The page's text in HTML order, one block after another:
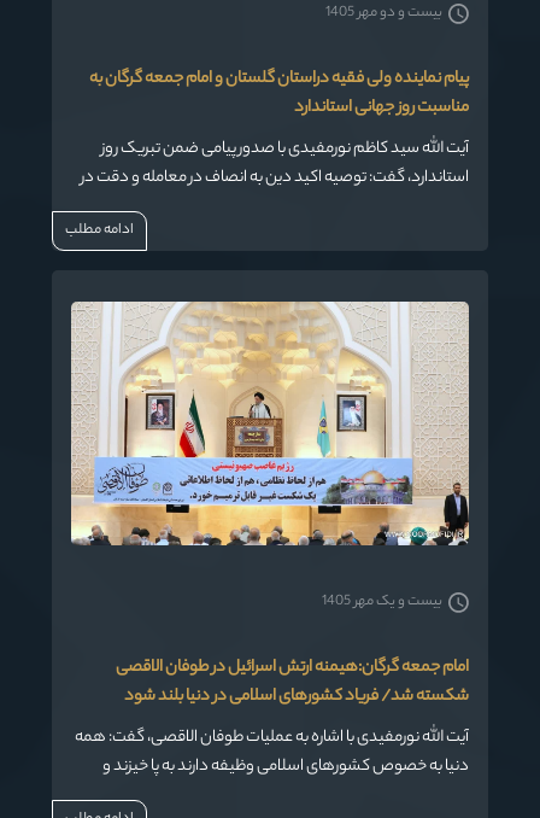
پیام نماینده ولی فقیه دراستان گلستان و امام جمعه گرگان به
مناسبت روز جهانی استاندارد
آیت الله سید کاظم نورمفیدی با صدور پیامی ضمن تبریک روز
استاندارد، گفت: توصیه اکید دین به انصاف در معامله و دقت در
بیست و دو مهر 1405
ادامه مطلب
امام جمعه گرگان:هیمنه ارتش اسرائیل در طوفان الاقصی
شکسته شد/ فریاد کشورهای اسلامی در دنیا بلند شود
آیت الله نورمفیدی با اشاره به عملیات طوفان الاقصی، گفت: همه
دنیا به خصوص کشورهای اسلامی وظیفه دارند به پا خیزند و
فریادشان علیه این وضع پیش آمده در دنیا بلند شود.
بیست و یک مهر 1405